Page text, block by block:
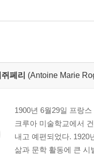
페리 (Antoine Marie
1900년 6월29일 프랑
크루아 미술학교에서
내고 예편되었다. 1920
삶과 문학 활동에 큰 시